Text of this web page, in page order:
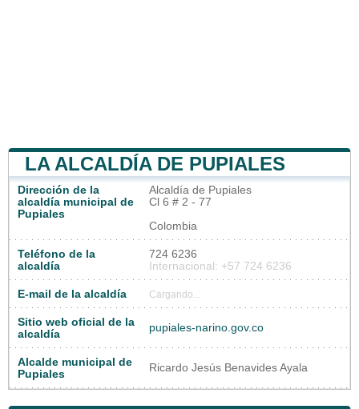
LA ALCALDÍA DE PUPIALES
Dirección de la
alcaldía municipal de
Pupiales
Alcaldía de Pupiales
Cl 6 # 2 - 77
Colombia
Teléfono de la
alcaldía
724 6236
Internacional: +57 724 6236
E-mail de la alcaldía Cargando...
Sitio web oficial de la
alcaldía
pupiales-narino.gov.co
Alcalde municipal de
Pupiales
Ricardo Jesús Benavides Ayala